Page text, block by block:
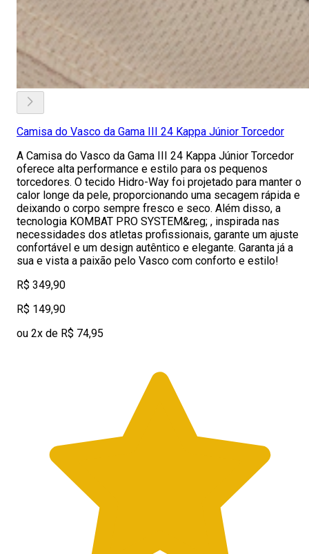
Camisa do Vasco da Gama III 24 Kappa Júnior Torcedor
A Camisa do Vasco da Gama III 24 Kappa Júnior Torcedor
oferece alta performance e estilo para os pequenos
torcedores. O tecido Hidro-Way foi projetado para manter o
calor longe da pele, proporcionando uma secagem rápida e
deixando o corpo sempre fresco e seco. Além disso, a
tecnologia KOMBAT PRO SYSTEM&reg; , inspirada nas
necessidades dos atletas profissionais, garante um ajuste
confortável e um design autêntico e elegante. Garanta já a
sua e vista a paixão pelo Vasco com conforto e estilo!
R$ 349,90
R$ 149,90
ou 2x de R$ 74,95